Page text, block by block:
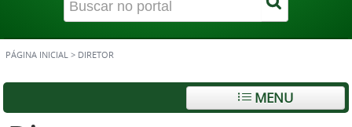
PÁGINA INICIAL > DIRETOR
MENU